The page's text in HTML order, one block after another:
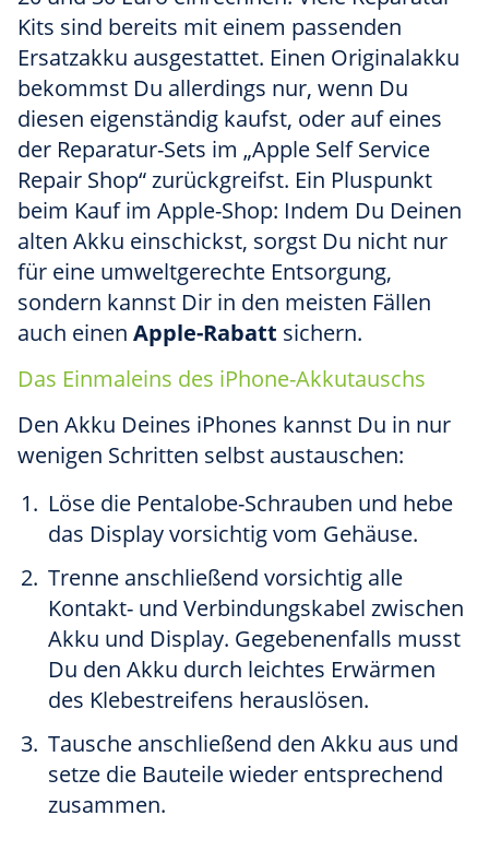
Kits sind bereits mit einem passenden
Ersatzakku ausgestattet. Einen Originalakku
bekommst Du allerdings nur, wenn Du
diesen eigenständig kaufst, oder auf eines
der Reparatur-Sets im „Apple Self Service
Repair Shop“ zurückgreifst. Ein Pluspunkt
beim Kauf im Apple-Shop: Indem Du Deinen
alten Akku einschickst, sorgst Du nicht nur
für eine umweltgerechte Entsorgung,
sondern kannst Dir in den meisten Fällen
auch einen Apple-Rabatt sichern.
Das Einmaleins des iPhone-Akkutauschs
Den Akku Deines iPhones kannst Du in nur
wenigen Schritten selbst austauschen:
Löse die Pentalobe-Schrauben und hebe
das Display vorsichtig vom Gehäuse.
Trenne anschließend vorsichtig alle
Kontakt- und Verbindungskabel zwischen
Akku und Display. Gegebenenfalls musst
Du den Akku durch leichtes Erwärmen
des Klebestreifens herauslösen.
Tausche anschließend den Akku aus und
setze die Bauteile wieder entsprechend
zusammen.